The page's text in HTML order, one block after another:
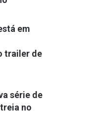
em
trailer de
série de
no